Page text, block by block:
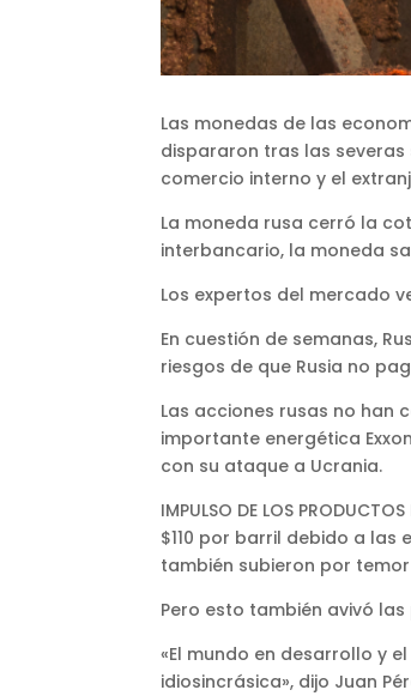
Las monedas de las
dispararon tras las severas
comercio interno y el
La moneda rusa cerró la
interbancario, la moneda
Los expertos del mercado
En cuestión de semanas,
riesgos de que Rusia no
Las acciones rusas no han
importante energética Exxon
con su ataque a Ucrania.
IMPULSO DE LOS
$110 por barril debido a las
también subieron por
Pero esto también avivó
«El mundo en desarrollo y
idiosincrásica», dijo Juan